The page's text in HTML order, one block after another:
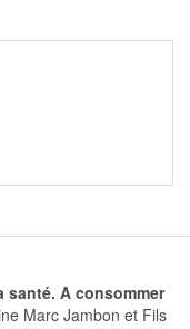
A consommer
Marc Jambon et Fils